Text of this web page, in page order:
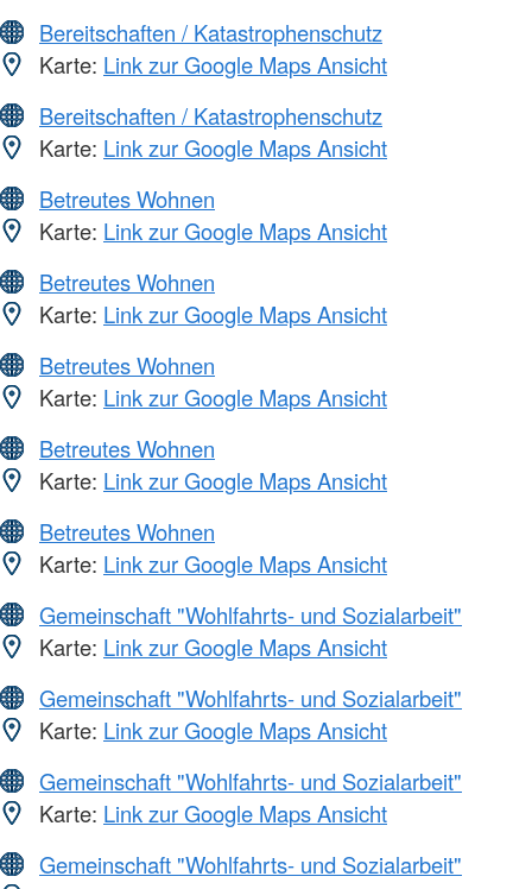
Bereitschaften / Katastrophenschutz
Karte: Link zur Google Maps Ansicht
Bereitschaften / Katastrophenschutz
Karte: Link zur Google Maps Ansicht
Betreutes Wohnen
Karte: Link zur Google Maps Ansicht
Betreutes Wohnen
Karte: Link zur Google Maps Ansicht
Betreutes Wohnen
Karte: Link zur Google Maps Ansicht
Betreutes Wohnen
Karte: Link zur Google Maps Ansicht
Betreutes Wohnen
Karte: Link zur Google Maps Ansicht
Gemeinschaft "Wohlfahrts- und Sozialarbeit"
Karte: Link zur Google Maps Ansicht
Gemeinschaft "Wohlfahrts- und Sozialarbeit"
Karte: Link zur Google Maps Ansicht
Gemeinschaft "Wohlfahrts- und Sozialarbeit"
Karte: Link zur Google Maps Ansicht
Gemeinschaft "Wohlfahrts- und Sozialarbeit"